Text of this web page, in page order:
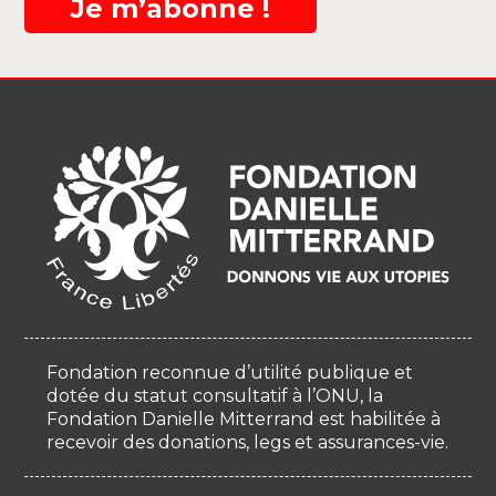
Je m’abonne !
Fondation reconnue d’utilité publique et
dotée du statut consultatif à l’ONU, la
Fondation Danielle Mitterrand est habilitée à
recevoir des donations, legs et assurances-vie.